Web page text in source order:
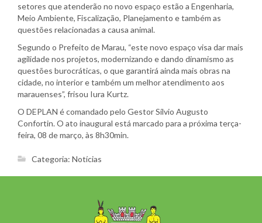
setores que atenderão no novo espaço estão a Engenharia,
Meio Ambiente, Fiscalização, Planejamento e também as
questões relacionadas a causa animal.
Segundo o Prefeito de Marau, “este novo espaço visa dar mais
agilidade nos projetos, modernizando e dando dinamismo as
questões burocráticas, o que garantirá ainda mais obras na
cidade, no interior e também um melhor atendimento aos
marauenses”, frisou Iura Kurtz.
O DEPLAN é comandado pelo Gestor Sílvio Augusto
Confortin. O ato inaugural está marcado para a próxima terça-
feira, 08 de março, às 8h30min.
Categoria: Notícias